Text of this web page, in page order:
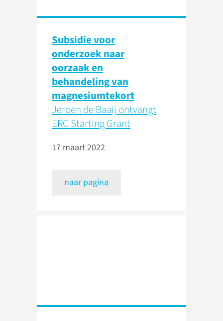
Subsidie voor
onderzoek naar
oorzaak en
behandeling van
magnesiumtekort
Jeroen de Baaij ontvangt
ERC Starting Grant
17 maart 2022
naar pagina